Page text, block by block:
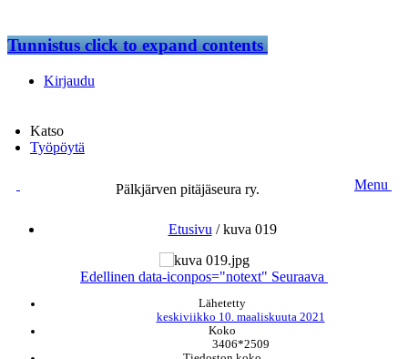
Tunnistusclick to expand contents
Kirjaudu
Katso
Työpöytä
Pälkjärven pitäjäseura ry. Menu
Etusivu /kuva 019
Edellinen data-iconpos="notext" Seuraava
Lähetetty
keskiviikko 10. maaliskuuta 2021
Koko
3406*2509